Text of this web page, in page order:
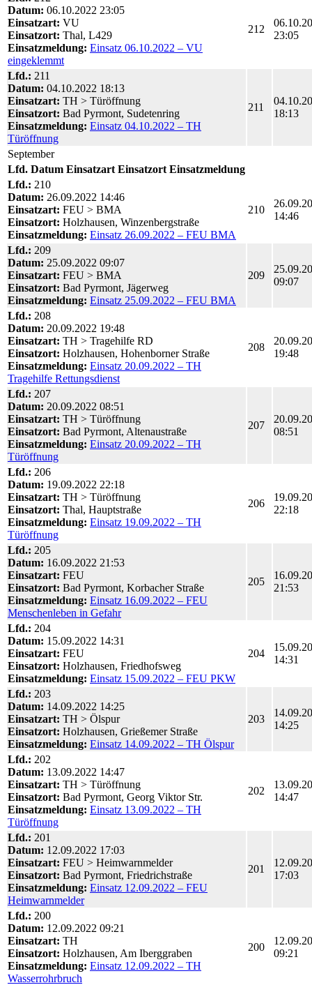
Datum: 06.10.2022 23:05
Einsatzart: VU
Einsatzort: Thal, L429
Einsatzmeldung: Einsatz 06.10.2022 – VU
eingeklemmt
212
23:05
Lfd.: 211
Datum: 04.10.2022 18:13
Einsatzart: TH > Türöffnung
Einsatzort: Bad Pyrmont, Sudetenring
Einsatzmeldung: Einsatz 04.10.2022 – TH
Türöffnung
211
18:13
September
Lfd. Datum Einsatzart Einsatzort Einsatzmeldung
Lfd.: 210
Datum: 26.09.2022 14:46
Einsatzart: FEU > BMA
Einsatzort: Holzhausen, Winzenbergstraße
Einsatzmeldung: Einsatz 26.09.2022 – FEU BMA
210
14:46
Lfd.: 209
Datum: 25.09.2022 09:07
Einsatzart: FEU > BMA
Einsatzort: Bad Pyrmont, Jägerweg
Einsatzmeldung: Einsatz 25.09.2022 – FEU BMA
209
09:07
Lfd.: 208
Datum: 20.09.2022 19:48
Einsatzart: TH > Tragehilfe RD
Einsatzort: Holzhausen, Hohenborner Straße
Einsatzmeldung: Einsatz 20.09.2022 – TH
Tragehilfe Rettungsdienst
208
19:48
Lfd.: 207
Datum: 20.09.2022 08:51
Einsatzart: TH > Türöffnung
Einsatzort: Bad Pyrmont, Altenaustraße
Einsatzmeldung: Einsatz 20.09.2022 – TH
Türöffnung
207
08:51
Lfd.: 206
Datum: 19.09.2022 22:18
Einsatzart: TH > Türöffnung
Einsatzort: Thal, Hauptstraße
Einsatzmeldung: Einsatz 19.09.2022 – TH
Türöffnung
206
22:18
Lfd.: 205
Datum: 16.09.2022 21:53
Einsatzart: FEU
Einsatzort: Bad Pyrmont, Korbacher Straße
Einsatzmeldung: Einsatz 16.09.2022 – FEU
Menschenleben in Gefahr
205
21:53
Lfd.: 204
Datum: 15.09.2022 14:31
Einsatzart: FEU
Einsatzort: Holzhausen, Friedhofsweg
Einsatzmeldung: Einsatz 15.09.2022 – FEU PKW
204
14:31
Lfd.: 203
Datum: 14.09.2022 14:25
Einsatzart: TH > Ölspur
Einsatzort: Holzhausen, Grießemer Straße
Einsatzmeldung: Einsatz 14.09.2022 – TH Ölspur
203
14:25
Lfd.: 202
Datum: 13.09.2022 14:47
Einsatzart: TH > Türöffnung
Einsatzort: Bad Pyrmont, Georg Viktor Str.
Einsatzmeldung: Einsatz 13.09.2022 – TH
Türöffnung
202
14:47
Lfd.: 201
Datum: 12.09.2022 17:03
Einsatzart: FEU > Heimwarnmelder
Einsatzort: Bad Pyrmont, Friedrichstraße
Einsatzmeldung: Einsatz 12.09.2022 – FEU
Heimwarnmelder
201
17:03
Lfd.: 200
Datum: 12.09.2022 09:21
Einsatzart: TH
Einsatzort: Holzhausen, Am Iberggraben
Einsatzmeldung: Einsatz 12.09.2022 – TH
Wasserrohrbruch
200
09:21